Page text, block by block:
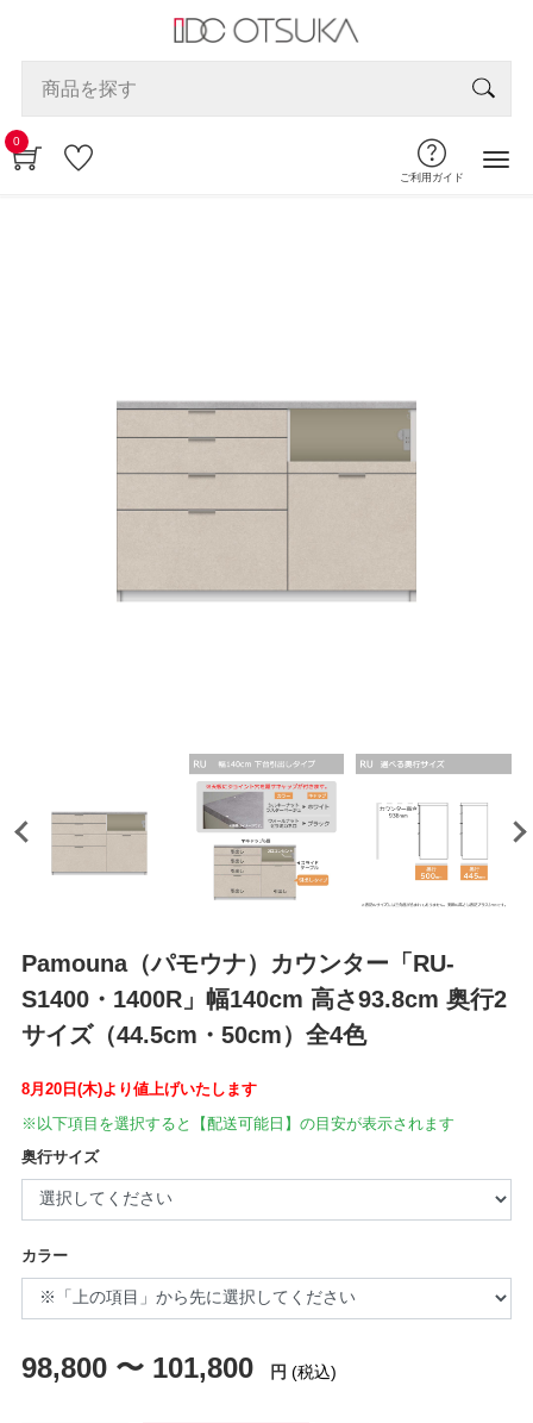
0
ご利用ガイド
Pamouna（パモウナ）カウンター「RU-
S1400・1400R」幅140cm 高さ93.8cm 奥行2
サイズ（44.5cm・50cm）全4色
8月20日(木)より値上げいたします
※以下項目を選択すると【配送可能日】の目安が表示されます
奥行サイズ
カラー
98,800 〜 101,800 円 (税込)